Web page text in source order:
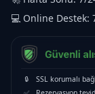
💻 Online Destek:
🔒
SSL korumalı